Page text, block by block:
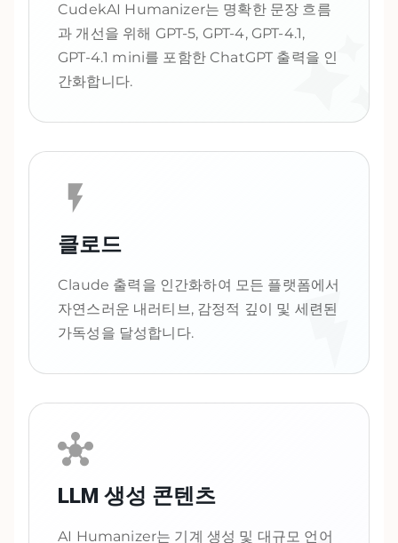
CudekAI Humanizer는 명확한 문장 흐름
과 개선을 위해 GPT-5, GPT-4, GPT-4.1,
GPT-4.1 mini를 포함한 ChatGPT 출력을 인
간화합니다.
클로드
Claude 출력을 인간화하여 모든 플랫폼에서
자연스러운 내러티브, 감정적 깊이 및 세련된
가독성을 달성합니다.
LLM 생성 콘텐츠
AI Humanizer는 기계 생성 및 대규모 언어